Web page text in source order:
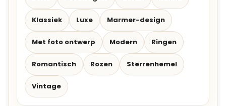
Klassiek Luxe Marmer-design
Met foto ontwerp Modern Ringen
Romantisch Rozen Sterrenhemel
Vintage